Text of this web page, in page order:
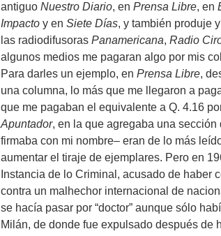
antiguo Nuestro Diario, en Prensa Libre, en
Impacto y en Siete Días, y también produje
las radiodifusoras Panamericana, Radio
algunos medios me pagaran algo por mis
Para darles un ejemplo, en Prensa Libre,
una columna, lo más que me llegaron a
que me pagaban el equivalente a Q. 4.16
Apuntador, en la que agregaba una
firmaba con mi nombre– eran de lo más
aumentar el tiraje de ejemplares. Pero en
Instancia de lo Criminal, acusado de haber
contra un malhechor internacional de
se hacía pasar por “doctor” aunque sólo
Milán, de donde fue expulsado después de